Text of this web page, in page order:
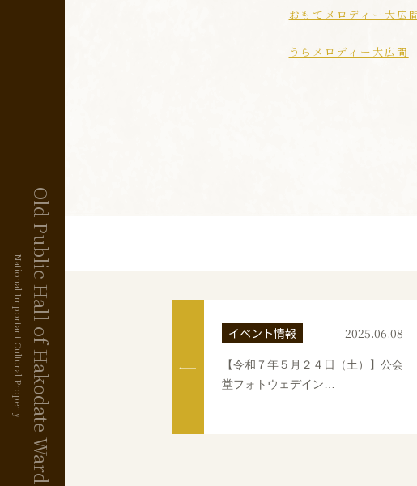
Old Public Hall of Hakodate Ward
National Important Cultural Property
おもてメロディー大広
うらメロディー大広間
イベント情報 2025.06.08
【令和７年５月２４日（土）】公会
堂フォトウェデイン…